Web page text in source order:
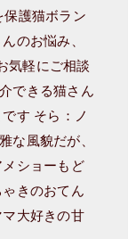
護猫ボラン
のお悩み、
気軽にご相談
できる猫さん
す そら：ノ
な風貌だが、
ショーもど
きのおてん
大好きの甘